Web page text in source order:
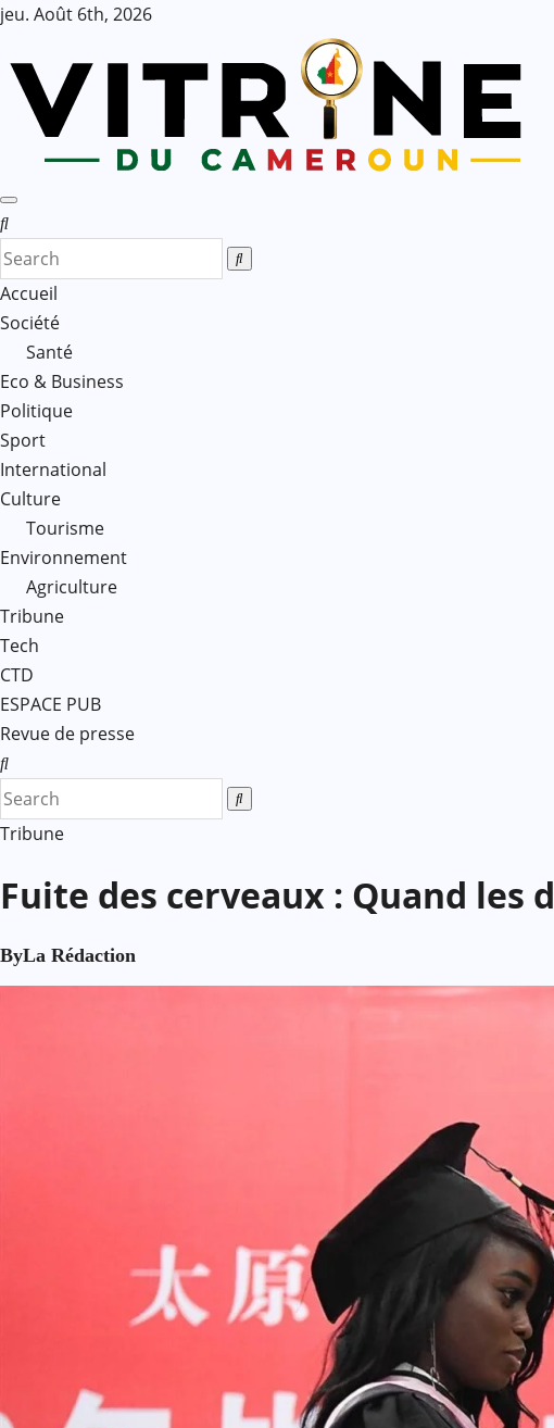
Skip
content
jeu. Août 6th, 2026
Accueil
Société
Santé
Eco & Business
Politique
Sport
International
Culture
Tourisme
Environnement
Agriculture
Tribune
Tech
CTD
ESPACE PUB
Revue de presse
Tribune
Fuite des cerveaux : Quand les
ByLa Rédaction